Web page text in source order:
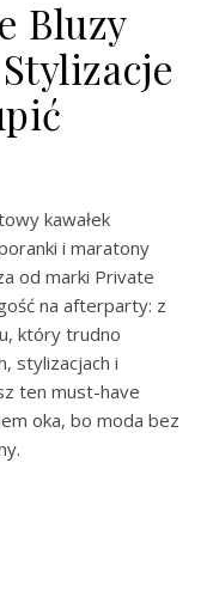
Bluzy
kawałek
i maratony
od marki Private
na afterparty: z
który trudno
stylizacjach i
ten must-have
oka, bo moda bez